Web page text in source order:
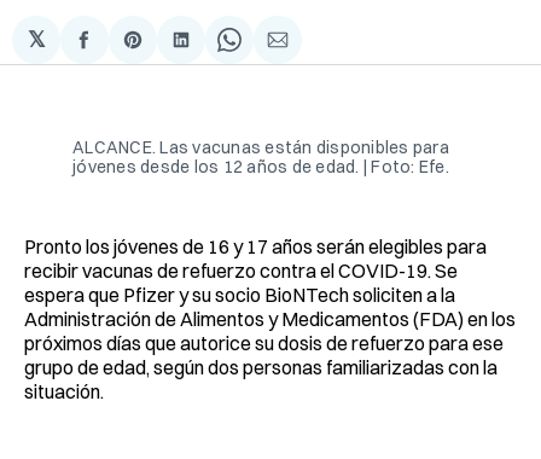
𝕏
Compartir
en
Share
on
Compartir
en
Share
on
Compartir
via
ALCANCE. Las vacunas están disponibles para
jóvenes desde los 12 años de edad. | Foto: Efe.
Pronto los jóvenes de 16 y 17 años serán elegibles para
recibir vacunas de refuerzo contra el COVID-19. Se
espera que Pfizer y su socio BioNTech soliciten a la
Administración de Alimentos y Medicamentos (FDA) en los
próximos días que autorice su dosis de refuerzo para ese
grupo de edad, según dos personas familiarizadas con la
situación.